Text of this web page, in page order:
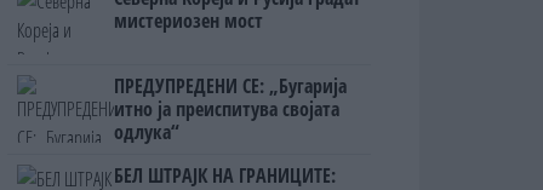
мистериозен мост
ПРЕДУПРЕДЕНИ СЕ: „Бугарија
итно ја преиспитува својата
одлука“
БЕЛ ШТРАЈК НА ГРАНИЦИТЕ: